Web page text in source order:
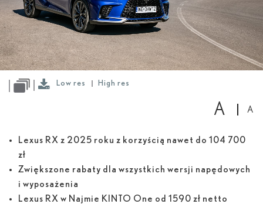
Low res High res
A A
Lexus RX z 2025 roku z korzyścią nawet do 104 700
zł
Zwiększone rabaty dla wszystkich wersji napędowych
i wyposażenia
Lexus RX w Najmie KINTO One od 1590 zł netto
res
High
res